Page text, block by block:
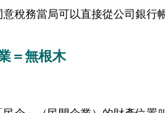
稅務當局可以直接從公司銀行
＝無根木